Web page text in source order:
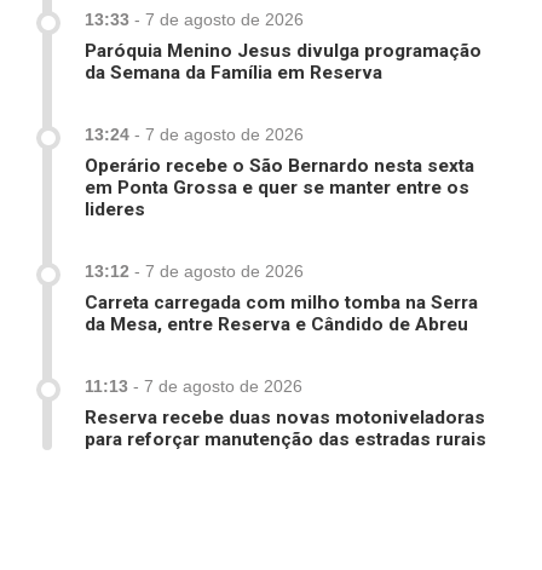
13:33 - 7 de agosto de 2026
Paróquia Menino Jesus divulga programação
da Semana da Família em Reserva
13:24 - 7 de agosto de 2026
Operário recebe o São Bernardo nesta sexta
em Ponta Grossa e quer se manter entre os
lideres
13:12 - 7 de agosto de 2026
Carreta carregada com milho tomba na Serra
da Mesa, entre Reserva e Cândido de Abreu
11:13 - 7 de agosto de 2026
Reserva recebe duas novas motoniveladoras
para reforçar manutenção das estradas rurais